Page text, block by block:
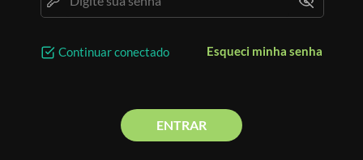
Continuar conectado Esqueci minha senha
ENTRAR